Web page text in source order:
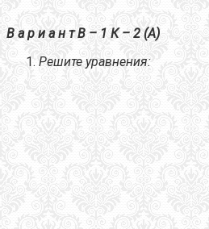
В а р и а н т В – 1 К – 2 (А)
Решите уравнения: